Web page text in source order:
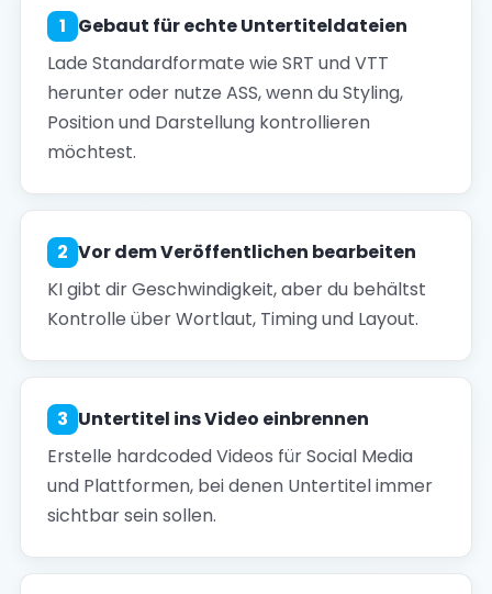
1 Gebaut für echte Untertiteldateien
Lade Standardformate wie SRT und VTT
herunter oder nutze ASS, wenn du Styling,
Position und Darstellung kontrollieren
möchtest.
2 Vor dem Veröffentlichen bearbeiten
KI gibt dir Geschwindigkeit, aber du behältst
Kontrolle über Wortlaut, Timing und Layout.
3 Untertitel ins Video einbrennen
Erstelle hardcoded Videos für Social Media
und Plattformen, bei denen Untertitel immer
sichtbar sein sollen.